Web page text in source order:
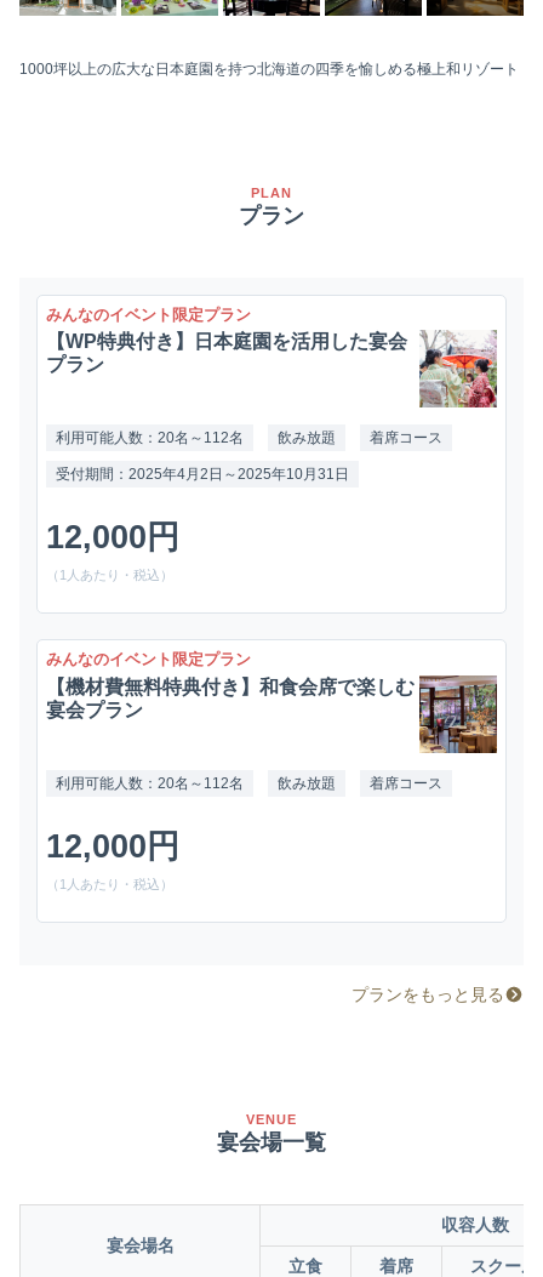
1000坪以上の広大な日本庭園を持つ北海道の四季を愉しめる極上和リゾート
PLAN
プラン
みんなのイベント限定プラン
【WP特典付き】日本庭園を活用した宴会
プラン
利用可能人数：20名～112名 飲み放題 着席コース
受付期間：2025年4月2日～2025年10月31日
12,000円
（1人あたり・税込）
みんなのイベント限定プラン
【機材費無料特典付き】和食会席で楽しむ
宴会プラン
利用可能人数：20名～112名 飲み放題 着席コース
12,000円
（1人あたり・税込）
プランをもっと見る
VENUE
宴会場一覧
宴会場名
収容人数
立食 着席 スクール